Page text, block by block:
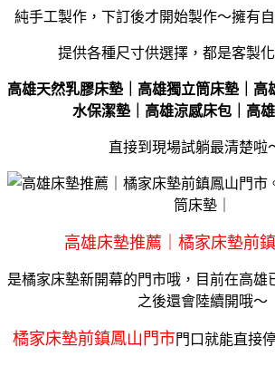
純手工製作，下訂後才開始製作～擁有
提供各種尺寸供選擇，都是客製化
高雄天然乳膠床墊｜高雄獨立筒床墊｜高
水保潔墊｜高雄涼感床包｜高
直接到現場試躺最清楚啦
高雄床墊推薦｜橘家床墊前
是橘家床墊新開幕的門市哦，目前在高雄
之後還會陸續開哦～
橘家床墊前鎮鳳山門市門口就能直接